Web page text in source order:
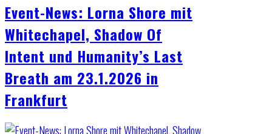
Event-News: Lorna Shore mit
Whitechapel, Shadow Of
Intent und Humanity’s Last
Breath am 23.1.2026 in
Frankfurt